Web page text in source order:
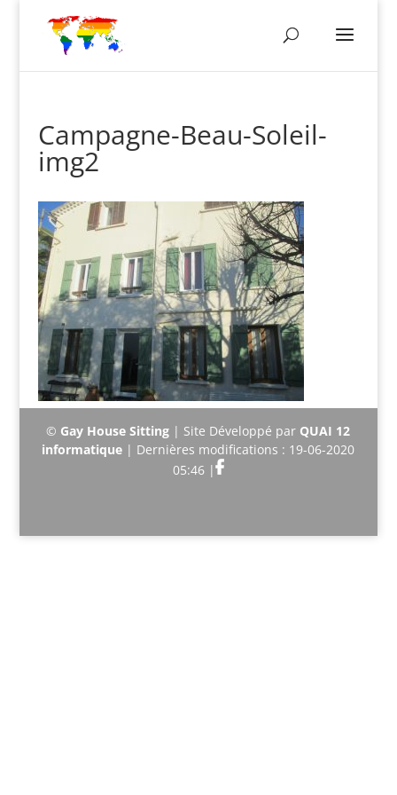
Campagne-Beau-Soleil-
img2
© Gay House Sitting | Site Développé par QUAI 12
informatique | Dernières modifications : 19-06-2020
05:46 |